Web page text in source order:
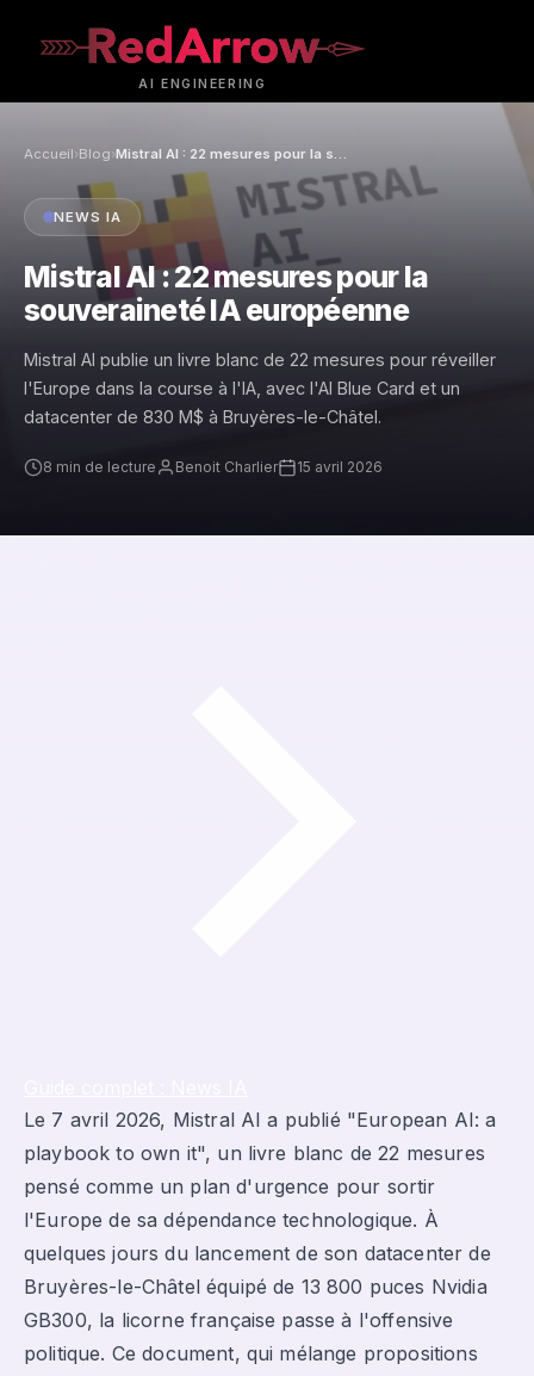
AI ENGINEERING
Accueil›Blog› Mistral AI : 22 mesures pour la souveraineté IA européenne
NEWS IA
Mistral AI : 22 mesures pour la
souveraineté IA européenne
Mistral AI publie un livre blanc de 22 mesures pour réveiller
l'Europe dans la course à l'IA, avec l'AI Blue Card et un
datacenter de 830 M$ à Bruyères-le-Châtel.
8 min de lecture Benoit Charlier 15 avril 2026
Le 7 avril 2026, Mistral AI a publié "European AI: a
playbook to own it", un livre blanc de 22 mesures
pensé comme un plan d'urgence pour sortir
l'Europe de sa dépendance technologique. À
quelques jours du lancement de son datacenter de
Bruyères-le-Châtel équipé de 13 800 puces Nvidia
GB300, la licorne française passe à l'offensive
politique. Ce document, qui mélange propositions